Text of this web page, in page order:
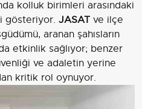
kolluk birimleri arasındaki
gösteriyor. JASAT ve ilçe
aranan şahısların
etkinlik sağlıyor; benzer
ve adaletin yerine
kritik rol oynuyor.